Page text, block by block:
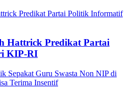
Hattrick Predikat Partai
KIP-RI